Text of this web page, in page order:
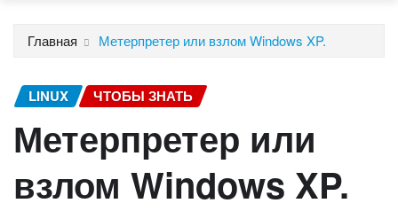
Главная Метерпретер или взлом Windows XP.
LINUX ЧТОБЫ ЗНАТЬ
Метерпретер или
взлом Windows XP.